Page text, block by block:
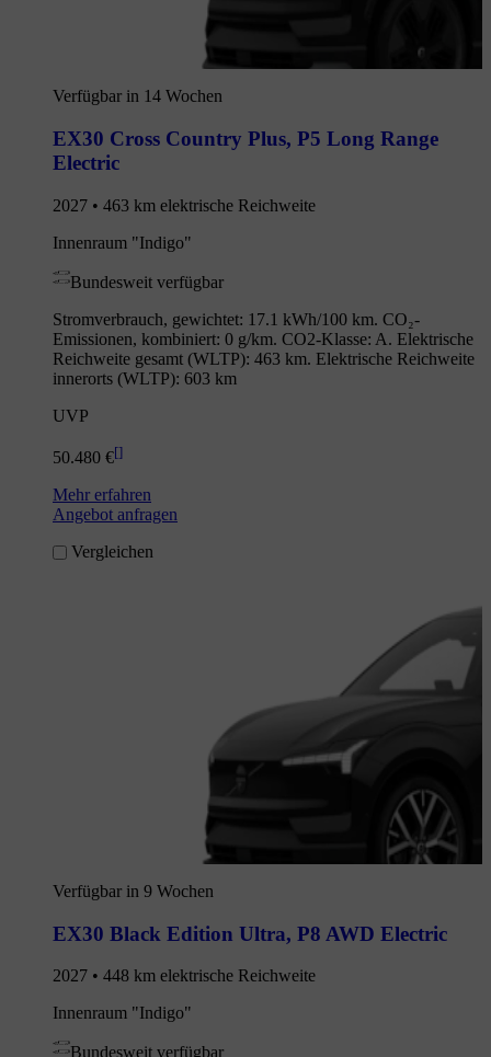
Verfügbar in 14 Wochen
EX30 Cross Country Plus, P5 Long Range
Electric
2027 • 463 km elektrische Reichweite
Innenraum "Indigo"
Bundesweit verfügbar
Stromverbrauch, gewichtet: 17.1 kWh/100 km. CO₂-
Emissionen, kombiniert: 0 g/km. CO2-Klasse: A. Elektrische
Reichweite gesamt (WLTP): 463 km. Elektrische Reichweite
innerorts (WLTP): 603 km
UVP
50.480 €[]
Mehr erfahren
Angebot anfragen
Vergleichen
Verfügbar in 9 Wochen
EX30 Black Edition Ultra, P8 AWD Electric
2027 • 448 km elektrische Reichweite
Innenraum "Indigo"
Bundesweit verfügbar